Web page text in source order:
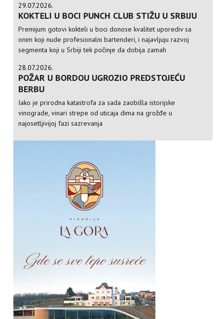
29.07.2026.
KOKTELI U BOCI PUNCH CLUB STIŽU U SRBIJU
Premijum gotovi kokteli u boci donose kvalitet uporediv sa
onim koji nude profesionalni bartenderi, i najavljuju razvoj
segmenta koji u Srbiji tek počinje da dobija zamah
28.07.2026.
POŽAR U BORDOU UGROZIO PREDSTOJEĆU
BERBU
Iako je prirodna katastrofa za sada zaobišla istorijske
vinograde, vinari strepe od uticaja dima na grožđe u
najosetljivijoj fazi sazrevanja